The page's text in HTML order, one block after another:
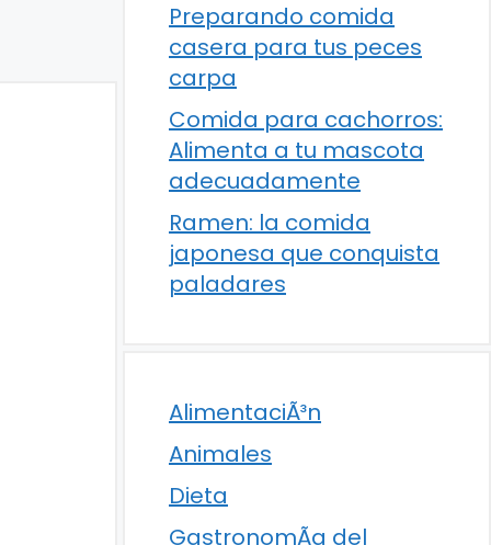
Preparando comida
casera para tus peces
carpa
Comida para cachorros:
Alimenta a tu mascota
adecuadamente
Ramen: la comida
japonesa que conquista
paladares
AlimentaciÃ³n
Animales
Dieta
GastronomÃ­a del